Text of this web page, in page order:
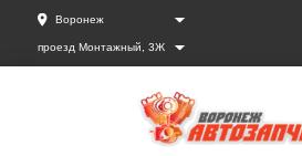
Воронеж
проезд Монтажный, 3Ж